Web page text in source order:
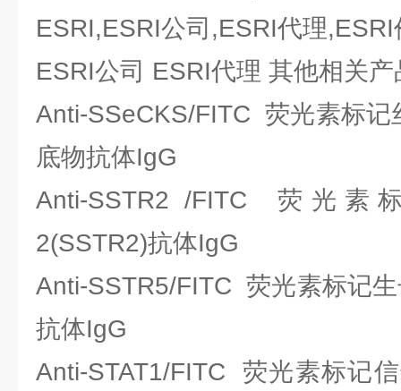
ESRI,ESRI公司,ESRI代理,ESRI
ESRI公司 ESRI代理 其他相关产
Anti-SSeCKS/FITC 荧光素标记
底物抗体IgG
Anti-SSTR2 /FITC 荧光素
2(SSTR2)抗体IgG
Anti-SSTR5/FITC 荧光素标记
抗体IgG
Anti-STAT1/FITC 荧光素标记